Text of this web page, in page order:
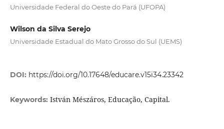
Universidade Federal do Oeste do Pará (UFOPA)
Wilson da Silva Serejo
Universidade Estadual do Mato Grosso do Sul (UEMS)
DOI: https://doi.org/10.17648/educare.v15i34.23342
Keywords: István Mészáros, Educação, Capital.